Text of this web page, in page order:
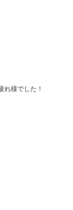
れ様でした！